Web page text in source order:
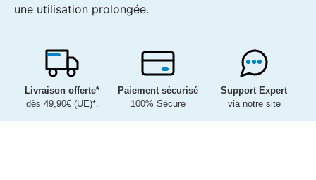
une utilisation prolongée.
Livraison offerte*
dès 49,90€ (UE)*.
Paiement sécurisé
100% Sécure
Support Expert
via notre site